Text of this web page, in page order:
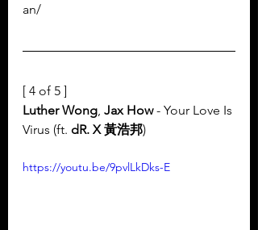
an/
[ 4 of 5 ]
Luther Wong Jax How - Your Love Is
Virus (ft. dR. X 黃浩邦)
https://youtu.be/9pvlLkDks-E